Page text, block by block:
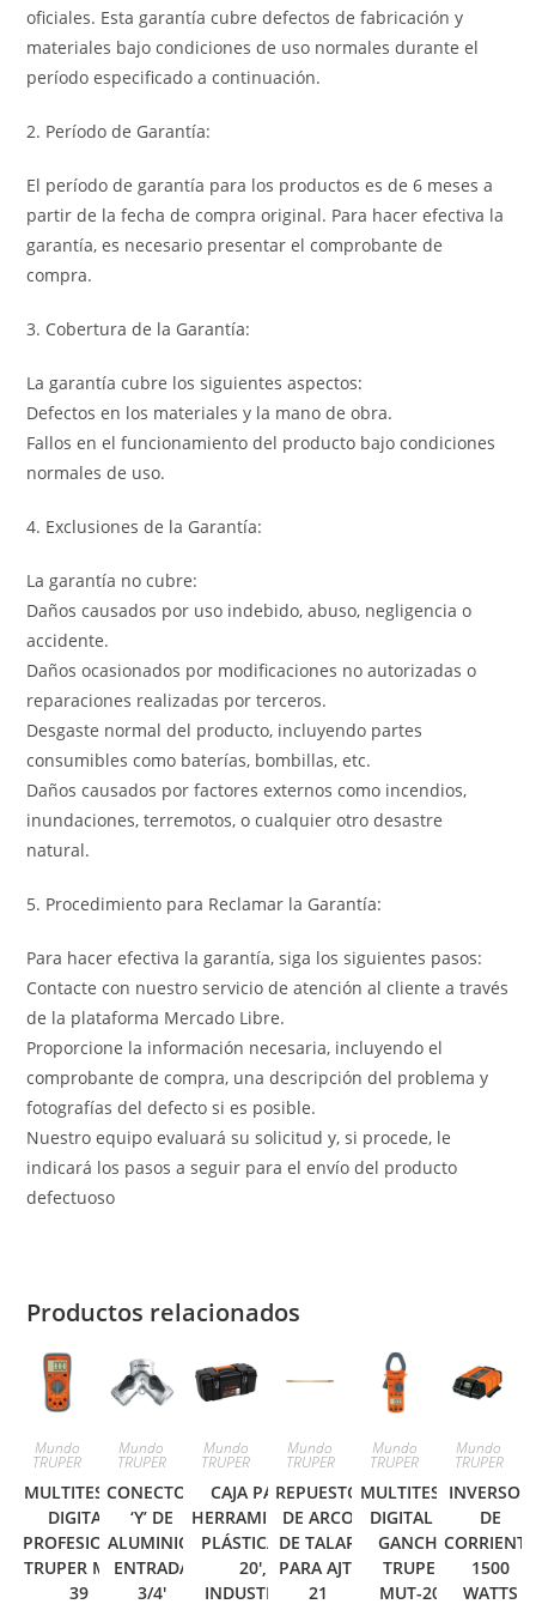
oficiales. Esta garantía cubre defectos de fabricación y
materiales bajo condiciones de uso normales durante el
período especificado a continuación.
2. Período de Garantía:
El período de garantía para los productos es de 6 meses a
partir de la fecha de compra original. Para hacer efectiva la
garantía, es necesario presentar el comprobante de
compra.
3. Cobertura de la Garantía:
La garantía cubre los siguientes aspectos:
Defectos en los materiales y la mano de obra.
Fallos en el funcionamiento del producto bajo condiciones
normales de uso.
4. Exclusiones de la Garantía:
La garantía no cubre:
Daños causados por uso indebido, abuso, negligencia o
accidente.
Daños ocasionados por modificaciones no autorizadas o
reparaciones realizadas por terceros.
Desgaste normal del producto, incluyendo partes
consumibles como baterías, bombillas, etc.
Daños causados por factores externos como incendios,
inundaciones, terremotos, o cualquier otro desastre
natural.
5. Procedimiento para Reclamar la Garantía:
Para hacer efectiva la garantía, siga los siguientes pasos:
Contacte con nuestro servicio de atención al cliente a través
de la plataforma Mercado Libre.
Proporcione la información necesaria, incluyendo el
comprobante de compra, una descripción del problema y
fotografías del defecto si es posible.
Nuestro equipo evaluará su solicitud y, si procede, le
indicará los pasos a seguir para el envío del producto
defectuoso
Productos relacionados
Mundo
TRUPER
MULTITESTER
DIGITAL
PROFESIONAL
TRUPER MUT-
39
Mundo
TRUPER
CONECTOR
‘Y’ DE
ALUMINIO,
ENTRADA
3/4′
Mundo
TRUPER
CAJA PARA
HERRAMIENTA,
PLÁSTICA DE
20′,
INDUSTRIAL
Mundo
TRUPER
REPUESTO
DE ARCO
DE TALAR
PARA AJT-
21
Mundo
TRUPER
MULTITESTER
DIGITAL DE
GANCHO
TRUPER
MUT-202
Mundo
TRUPER
INVERSOR
DE
CORRIENTE
1500
WATTS